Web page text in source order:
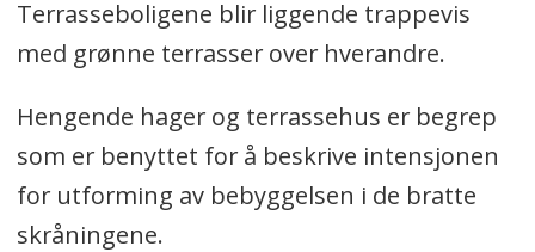
Terrasseboligene blir liggende trappevis
med grønne terrasser over hverandre.
Hengende hager og terrassehus er begrep
som er benyttet for å beskrive intensjonen
for utforming av bebyggelsen i de bratte
skråningene.